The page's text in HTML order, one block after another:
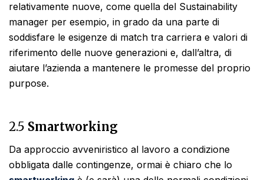
relativamente nuove, come quella del Sustainability
manager per esempio, in grado da una parte di
soddisfare le esigenze di match tra carriera e valori di
riferimento delle nuove generazioni e, dall’altra, di
aiutare l’azienda a mantenere le promesse del proprio
purpose.
2.5 Smartworking
Da approccio avveniristico al lavoro a condizione
obbligata dalle contingenze, ormai è chiaro che lo